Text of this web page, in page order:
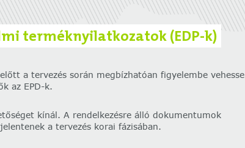
terméknyilatkozatok (EDP-k)
a tervezés során megbízhatóan figyelembe vehesse
az EPD-k.
kínál. A rendelkezésre álló dokumentumok
a tervezés korai fázisában.